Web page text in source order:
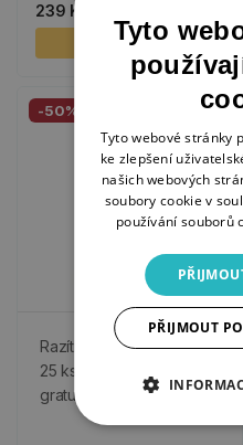
239 Kč
KOUPIT
-50%
Razítka Stamp with Love,
25 ks - Květiny a
gratulace
Tyto
Tyto webové stránky
ke zlepšení
našich webových
soubory cookie v
používání souborů
PŘIJMOUT